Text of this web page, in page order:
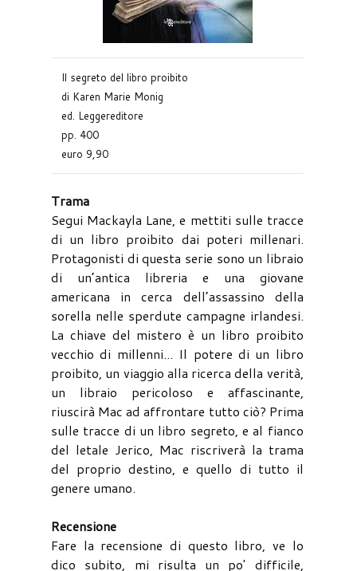
Il segreto del libro proibito
di Karen Marie Monig
ed. Leggereditore
pp. 400
euro 9,90
Trama
Segui Mackayla Lane, e mettiti sulle tracce
di un libro proibito dai poteri millenari.
Protagonisti di questa serie sono un libraio
di un’antica libreria e una giovane
americana in cerca dell’assassino della
sorella nelle sperdute campagne irlandesi.
La chiave del mistero è un libro proibito
vecchio di millenni... Il potere di un libro
proibito, un viaggio alla ricerca della verità,
un libraio pericoloso e affascinante,
riuscirà Mac ad affrontare tutto ciò? Prima
sulle tracce di un libro segreto, e al fianco
del letale Jerico, Mac riscriverà la trama
del proprio destino, e quello di tutto il
genere umano.
Recensione
Fare la recensione di questo libro, ve lo
dico subito, mi risulta un po' difficile,